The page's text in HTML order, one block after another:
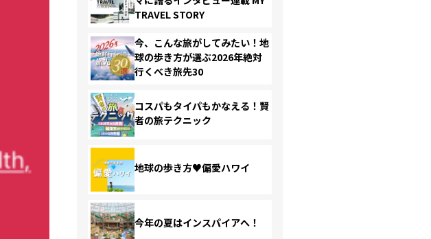
TRAVEL STORY
今、こんな旅がしてみたい！地
球の歩き方が選ぶ2026年絶対
行くべき旅先30
コスパもタイパもかなえる！賢
者の旅テクニック
地球の歩き方♥偏愛ハワイ
今年の夏はインスパイアへ！